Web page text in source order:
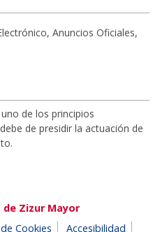
Anuncios Oficiales,
de los principios
de presidir la actuación de
Zizur Mayor
Cookies Accesibilidad